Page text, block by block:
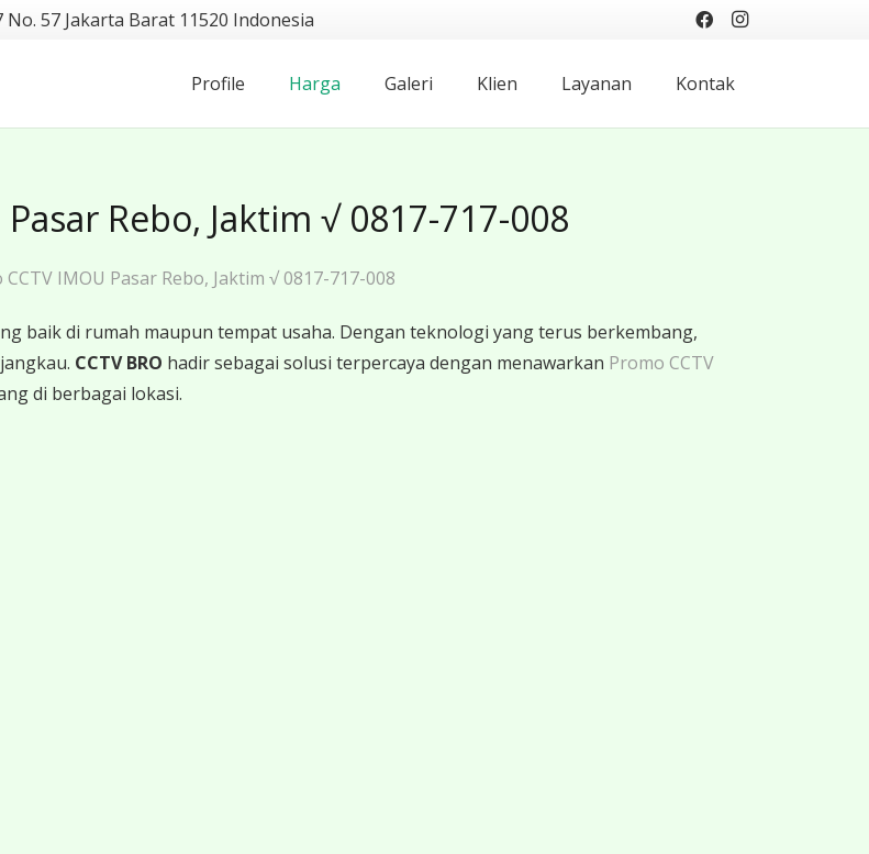
57 Jakarta Barat 11520 Indonesia
Profile Harga Galeri Klien Layanan Kontak
Rebo, Jaktim √ 0817-717-008
CCTV IMOU Pasar Rebo, Jaktim √ 0817-717-008
baik di rumah maupun tempat usaha. Dengan teknologi yang terus berkembang,
CCTV BRO hadir sebagai solusi terpercaya dengan menawarkan Promo CCTV
di berbagai lokasi.